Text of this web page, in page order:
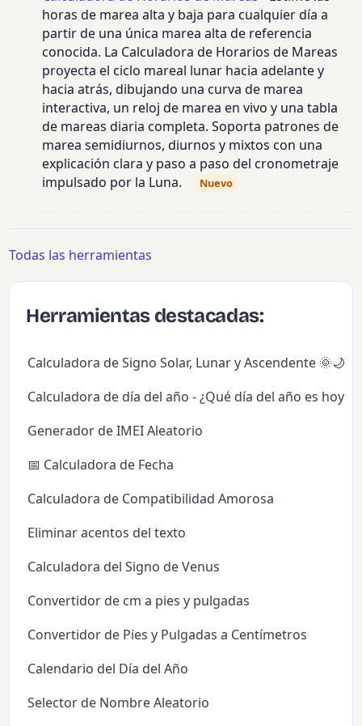
horas de marea alta y baja para cualquier día a
partir de una única marea alta de referencia
conocida. La Calculadora de Horarios de Mareas
proyecta el ciclo mareal lunar hacia adelante y
hacia atrás, dibujando una curva de marea
interactiva, un reloj de marea en vivo y una tabla
de mareas diaria completa. Soporta patrones de
marea semidiurnos, diurnos y mixtos con una
explicación clara y paso a paso del cronometraje
impulsado por la Luna.
Nuevo
Todas las herramientas
Herramientas destacadas:
Calculadora de Signo Solar, Lunar y Ascendente 🌞🌙✨
Calculadora de día del año - ¿Qué día del año es hoy?
Generador de IMEI Aleatorio
📅 Calculadora de Fecha
Calculadora de Compatibilidad Amorosa
Eliminar acentos del texto
Calculadora del Signo de Venus
Convertidor de cm a pies y pulgadas
Convertidor de Pies y Pulgadas a Centímetros
Calendario del Día del Año
Selector de Nombre Aleatorio